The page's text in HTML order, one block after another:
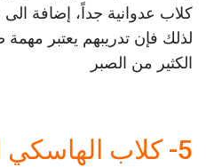
كلاب عدوانية جداً، إضافة
لذلك فإن تدريبهم يعتبر مهمة
الكثير من الصبر
5- كلاب